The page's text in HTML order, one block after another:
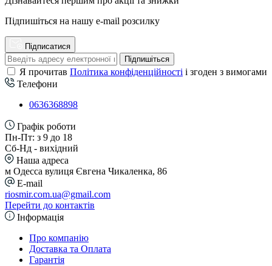
Підпишіться на нашу e-mail розсилку
Підписатися
Підпишіться
Я прочитав Політика конфіденційності і згоден з вимогами
Телефони
0636368898
Графік роботи
Пн-Пт: з 9 до 18
Сб-Нд - вихідний
Наша адреса
м Одесса вулиця Євгена Чикаленка, 86
E-mail
riosmir.com.ua@gmail.com
Перейти до контактів
Інформація
Про компанію
Доставка та Оплата
Гарантія